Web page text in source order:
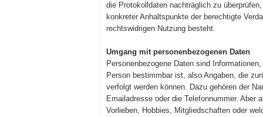
die Protokolldaten nachträglich zu
konkreter Anhaltspunkte der berechtigte
rechtswidrigen Nutzung besteht.
Umgang mit personenbezogenen Daten
Personenbezogene Daten sind
Person bestimmbar ist, also Angaben, die
verfolgt werden können. Dazu gehören der
Emailadresse oder die Telefonnummer. Aber
Vorlieben, Hobbies, Mitgliedschaften oder